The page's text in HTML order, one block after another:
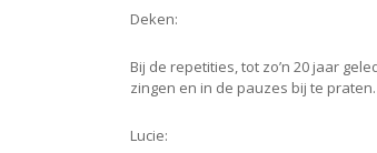
Deken:
Bij de repetities, tot zo’n 20 jaar
zingen en in de pauzes bij te
Lucie: